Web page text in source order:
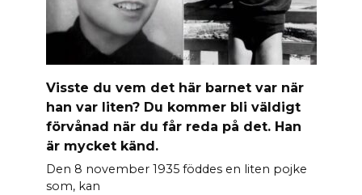
Visste du vem det här barnet var när
han var liten? Du kommer bli väldigt
förvånad när du får reda på det. Han
är mycket känd.
Den 8 november 1935 föddes en liten pojke
som, kan